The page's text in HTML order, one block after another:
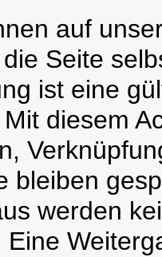
auf
Seite
ist eine
diesem
bleiben
werden
Eine